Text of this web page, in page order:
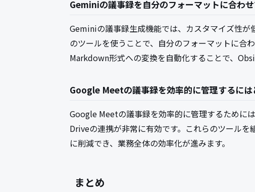
Geminiの議事録を自分のフォーマットに合わ
Geminiの議事録生成機能では、カスタマイズ性が
のツールを使うことで、自分のフォーマットに合
Markdown形式への変換を自動化することで、
Google Meetの議事録を効率的に管理するには
Google Meetの議事録を効率的に管理するために
Driveの連携が非常に有効です。これらのツール
に削減でき、業務全体の効率化が進みます。
まとめ